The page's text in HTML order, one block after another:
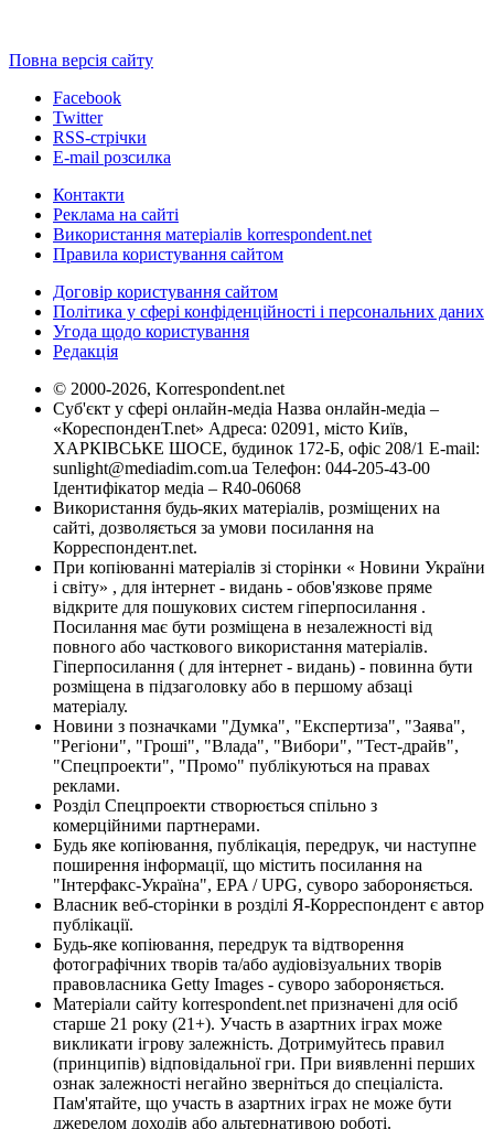
Повна версія сайту
Facebook
Twitter
RSS-стрічки
E-mail розсилка
Контакти
Реклама на сайті
Використання матеріалів korrespondent.net
Правила користування сайтом
Договір користування сайтом
Політика у сфері конфіденційності і персональних даних
Угода щодо користування
Редакція
© 2000-2026, Korrespondent.net
Суб'єкт у сфері онлайн-медіа Назва онлайн-медіа –
«КореспонденТ.net» Адреса: 02091, місто Київ,
ХАРКІВСЬКЕ ШОСЕ, будинок 172-Б, офіс 208/1 E-mail:
sunlight@mediadim.com.ua Телефон: 044-205-43-00
Ідентифікатор медіа – R40-06068
Використання будь-яких матеріалів, розміщених на
сайті, дозволяється за умови посилання на
Корреспондент.net.
При копіюванні матеріалів зі сторінки « Новини України
і світу» , для інтернет - видань - обов'язкове пряме
відкрите для пошукових систем гіперпосилання .
Посилання має бути розміщена в незалежності від
повного або часткового використання матеріалів.
Гіперпосилання ( для інтернет - видань) - повинна бути
розміщена в підзаголовку або в першому абзаці
матеріалу.
Новини з позначками "Думка", "Експертиза", "Заява",
"Регіони", "Гроші", "Влада", "Вибори", "Тест-драйв",
"Спецпроекти", "Промо" публікуються на правах
реклами.
Розділ Спецпроекти створюється спільно з
комерційними партнерами.
Будь яке копіювання, публікація, передрук, чи наступне
поширення інформації, що містить посилання на
"Інтерфакс-Україна", EPA / UPG, суворо забороняється.
Власник веб-сторінки в розділі Я-Корреспондент є автор
публікації.
Будь-яке копіювання, передрук та відтворення
фотографічних творів та/або аудіовізуальних творів
правовласника Getty Images - суворо забороняється.
Матеріали сайту korrespondent.net призначені для осіб
старше 21 року (21+). Участь в азартних іграх може
викликати ігрову залежність. Дотримуйтесь правил
(принципів) відповідальної гри. При виявленні перших
ознак залежності негайно зверніться до спеціаліста.
Пам'ятайте, що участь в азартних іграх не може бути
джерелом доходів або альтернативою роботі.